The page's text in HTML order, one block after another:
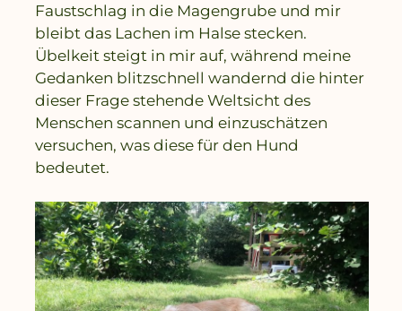
Faustschlag in die Magengrube und mir
bleibt das Lachen im Halse stecken.
Übelkeit steigt in mir auf, während meine
Gedanken blitzschnell wandernd die hinter
dieser Frage stehende Weltsicht des
Menschen scannen und einzuschätzen
versuchen, was diese für den Hund
bedeutet.